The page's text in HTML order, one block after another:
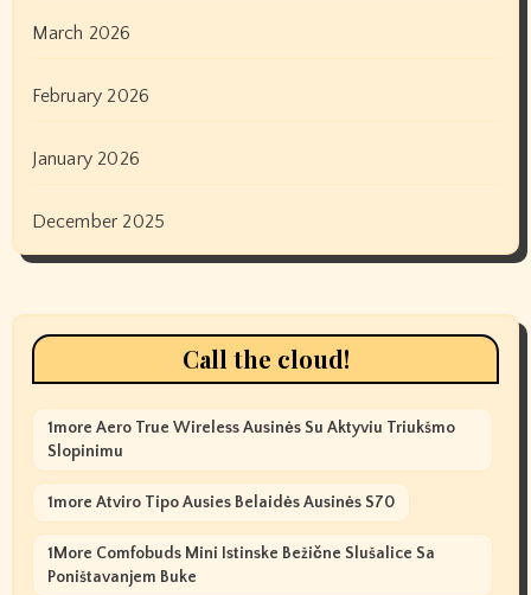
March 2026
February 2026
January 2026
December 2025
Call the cloud!
1more Aero True Wireless Ausinės Su Aktyviu Triukšmo
Slopinimu
1more Atviro Tipo Ausies Belaidės Ausinės S70
1More Comfobuds Mini Istinske Bežične Slušalice Sa
Poništavanjem Buke